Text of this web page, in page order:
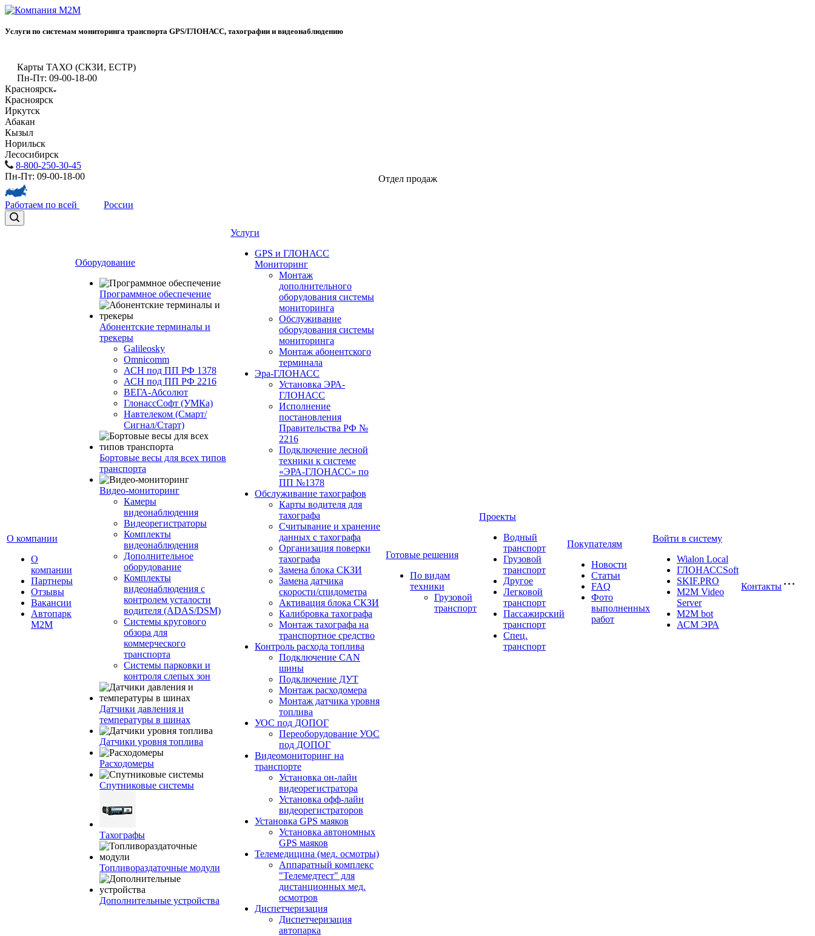
Услуги по системам мониторинга транспорта GPS/ГЛОНАСС, тахографии и видеонаблюдению
Карты ТАХО (СКЗИ, ЕСТР)
Пн-Пт: 09-00-18-00
Красноярск
Красноярск
Иркутск
Абакан
Кызыл
Норильск
Лесосибирск
8-800-250-30-45
Пн-Пт: 09-00-18-00
Отдел продаж
Работаем по всей России
О компании
О
компании
Партнеры
Отзывы
Вакансии
Автопарк
М2М
Оборудование
Программное обеспечение
Абонентские терминалы и
трекеры
Galileosky
Omnicomm
АСН под ПП РФ 1378
АСН под ПП РФ 2216
ВЕГА-Абсолют
ГлонассСофт (УМКа)
Навтелеком (Смарт/
Сигнал/Старт)
Бортовые весы для всех типов
транспорта
Видео-мониторинг
Камеры
видеонаблюдения
Видеорегистраторы
Комплекты
видеонаблюдения
Дополнительное
оборудование
Комплекты
видеонаблюдения с
контролем усталости
водителя (ADAS/DSM)
Системы кругового
обзора для
коммерческого
транспорта
Системы парковки и
контроля слепых зон
Датчики давления и
температуры в шинах
Датчики уровня топлива
Расходомеры
Спутниковые системы
Тахографы
Топливораздаточные модули
Дополнительные устройства
Услуги
GPS и ГЛОНАСС
Мониторинг
Монтаж
дополнительного
оборудования системы
мониторинга
Обслуживание
оборудования системы
мониторинга
Монтаж абонентского
терминала
Эра-ГЛОНАСС
Установка ЭРА-
ГЛОНАСС
Исполнение
постановления
Правительства РФ №
2216
Подключение лесной
техники к системе
«ЭРА-ГЛОНАСС» по
ПП №1378
Обслуживание тахографов
Карты водителя для
тахографа
Считывание и хранение
данных с тахографа
Организация поверки
тахографа
Замена блока СКЗИ
Замена датчика
скорости/спидометра
Активация блока СКЗИ
Калибровка тахографа
Монтаж тахографа на
транспортное средство
Контроль расхода топлива
Подключение CAN
шины
Подключение ДУТ
Монтаж расходомера
Монтаж датчика уровня
топлива
УОС под ДОПОГ
Переоборудование УОС
под ДОПОГ
Видеомониторинг на
транспорте
Установка он-лайн
видеорегистратора
Установка офф-лайн
видеорегистраторов
Установка GPS маяков
Установка автономных
GPS маяков
Телемедицина (мед. осмотры)
Аппаратный комплекс
"Телемедтест" для
дистанционных мед.
осмотров
Диспетчеризация
Диспетчеризация
автопарка
Готовые решения
По видам
техники
Грузовой
транспорт
Проекты
Водный
транспорт
Грузовой
транспорт
Другое
Легковой
транспорт
Пассажирский
транспорт
Спец.
транспорт
Покупателям
Новости
Статьи
FAQ
Фото
выполненных
работ
Войти в систему
Wialon Local
ГЛОНАССSoft
SKIF.PRO
M2M Video
Server
М2М bot
АСМ ЭРА
Контакты